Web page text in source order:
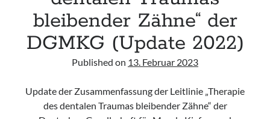
bleibender Zähne“ der
DGMKG (Update 2022)
Published on 13. Februar 2023
Update der Zusammenfassung der Leitlinie „Therapie
des dentalen Traumas bleibender Zähne“ der